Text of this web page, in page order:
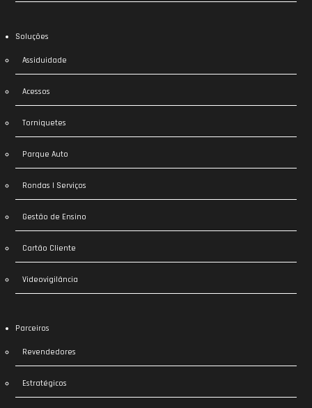
Soluções
Assiduidade
Acessos
Torniquetes
Parque Auto
Rondas | Serviços
Gestão de Ensino
Cartão Cliente
Videovigilância
Parceiros
Revendedores
Estratégicos